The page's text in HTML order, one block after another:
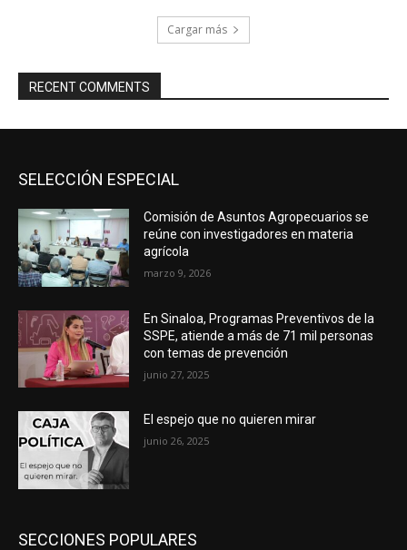
Cargar más
RECENT COMMENTS
SELECCIÓN ESPECIAL
Comisión de Asuntos Agropecuarios se
reúne con investigadores en materia
agrícola
marzo 9, 2026
En Sinaloa, Programas Preventivos de la
SSPE, atiende a más de 71 mil personas
con temas de prevención
junio 27, 2025
El espejo que no quieren mirar
junio 26, 2025
SECCIONES POPULARES